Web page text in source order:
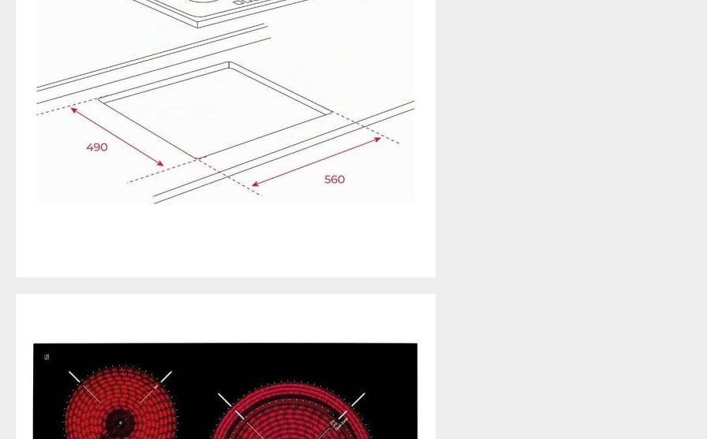
Estas cookies nos permiten determinar el número de visitas y las fuentes de tráfico, con el fin
rendimiento de nuestro sitio web. También nos ayudan a identificar las páginas más / menos
cómo los visitantes navegan por el sitio web. Si no aceptas estas cookies, no seremos
nuestro sitio.
Información de las cookies‎
Cookies publicitarias
Nuestros partners publicitarios pueden establecer estas cookies en nuestro sitio web. Estas
utilizarlas para crear un perfil de tus intereses y proporcionarte publicidad relevante en otros
permite estas cookies, tu publicidad estará menos dirigida.
Información de las cookies‎